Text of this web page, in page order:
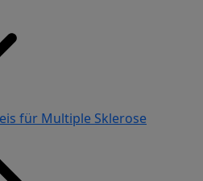
für Multiple Sklerose